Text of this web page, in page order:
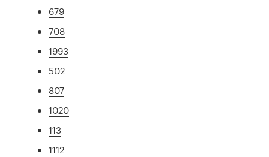
679
708
1993
502
807
1020
113
1112